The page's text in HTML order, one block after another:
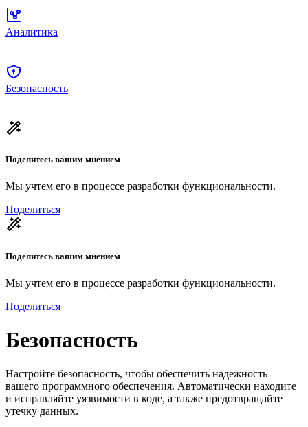
Аналитика
Безопасность
Поделитесь вашим мнением
Мы учтем его в процессе разработки функциональности.
Поделиться
Поделитесь вашим мнением
Мы учтем его в процессе разработки функциональности.
Поделиться
Безопасность
Настройте безопасность, чтобы обеспечить надежность
вашего программного обеспечения. Автоматически находите
и исправляйте уязвимости в коде, а также предотвращайте
утечку данных.